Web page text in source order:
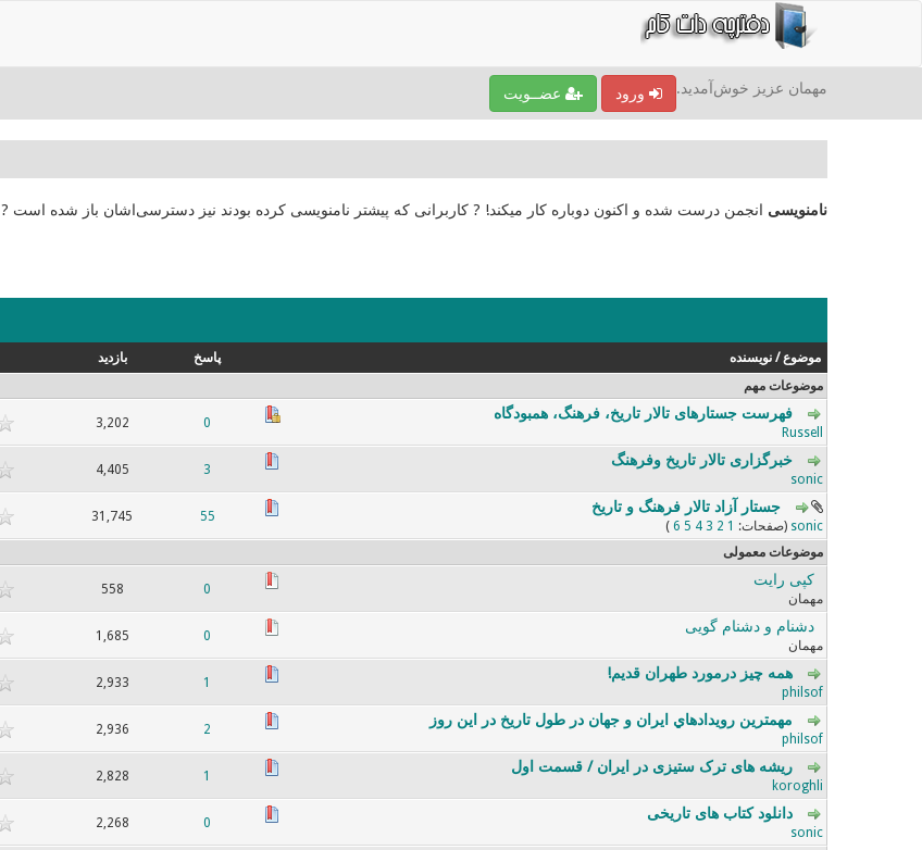
ورود عضــویت مهمان عزیز خوش‌آمدید.
نامنویسی انجمن درست شده و اکنون دوباره کار میکند! ? کاربرانی که پیشتر نامنویسی کرده بودند نیز دسترسی‌اشان باز شده است ?
موضوع/ نویسنده پاسخ بازدید
موضوعات مهم
فهرست جستارهای تالار تاریخ، فرهنگ، همبودگاه
Russell
0
3,202 0 رای - 0 از میانگین 5 رای 345
خبرگزاری تالار تاریخ وفرهنگ
sonic
3
4,405
جستار آزاد تالار فرهنگ و تاریخ
sonic (صفحات: 1
2
3
4
5
6
)
55
31,745
موضوعات معمولی
کپی رایت
مهمان
0
558
دشنام و دشنام گویی
مهمان
0
1,685
همه چیز درمورد طهران قدیم!
philsof
1
2,933
مهمترين رويدادهاي ايران و جهان در طول تاريخ در اين روز
philsof
2
2,936 0 رای - 0 از میانگین 5 رای 123 45
ریشه های ترک ستیزی در ایران / قسمت اول
koroghli
1
2,828 0 رای - 0 از میانگین 5 رای 5
دانلود کتاب های تاریخی
sonic
0
2,268